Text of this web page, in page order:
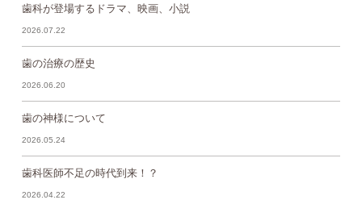
歯科が登場するドラマ、映画、小説
2026.07.22
歯の治療の歴史
2026.06.20
歯の神様について
2026.05.24
歯科医師不足の時代到来！？
2026.04.22